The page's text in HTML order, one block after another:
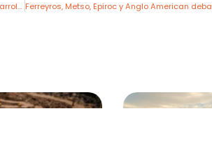
EE.UU. otorga préstamo de $2,260 millones para desarrollar mega mina de litio en Nevada